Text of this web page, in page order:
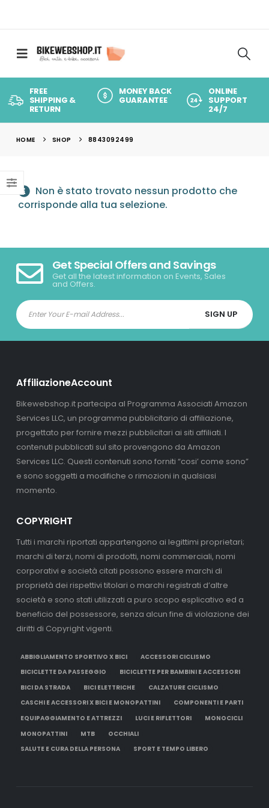
FREE
SHIPPING &
RETURN
MONEY BACK
GUARANTEE
ONLINE
SUPPORT
24/7
HOME SHOP 8843092499
Non è stato trovato nessun prodotto che
corrisponde alla tua selezione.
Get Special Offers and Savings
Get all the latest information on Events, Sales
and Offers.
AffiliazioneAccount
Bikewebshop.it partecipa al Programma Associati Amazon
Services LLC, un programma pubblicitario di affiliazione,
progettato per fornire mezzi pubblicitari ai siti affiliati. I
contenuti pubblicati sul sito provengono da Amazon
Services LLC. Questi contenuti sono forniti “cosi’ come sono”
e sono soggetti a modifiche o rimozioni in qualsiasi
momento.
COPYRIGHT
Tutti i marchi riportati appartengono ai legittimi proprietari;
marchi di terzi, nomi di prodotti, nomi commerciali, nomi
corporativi e società citati possono essere marchi di
proprietà dei rispettivi titolari o marchi registrati d’altre
società e sono stati utilizzati a puro scopo esplicativo ed a
beneficio del possessore, senza alcun fine di violazione dei
diritti di Copyright vigenti.
ABBIGLIAMENTO SPORTIVO X BICI
ACCESSORI CICLISMO
BICICLETTE DA PASSEGGIO
BICICLETTE PER BAMBINI E ACCESSORI
BICI DA STRADA
BICI ELETTRICHE
CALZATURE CICLISMO
CASCHI E ACCESSORI X BICI E MONOPATTINI
COMPONENTI E PARTI
EQUIPAGGIAMENTO E ATTREZZI
LUCI E RIFLETTORI
MONOCICLI
MONOPATTINI
MTB
OCCHIALI
SALUTE E CURA DELLA PERSONA
SPORT E TEMPO LIBERO